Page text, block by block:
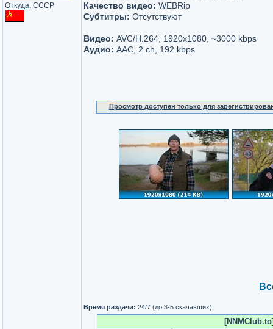
Откуда: CCCP
Качество видео: WEBRip
Субтитры: Отсутствуют
Видео: AVC/H.264, 1920x1080, ~3000 kbps
Аудио: AAC, 2 ch, 192 kbps
Просмотр доступен только для
Время раздачи: 24/7 (до 3-5 скачавших)